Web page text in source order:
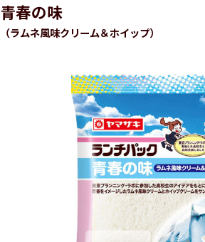
青春の味
（ラムネ風味クリーム＆ホイップ）